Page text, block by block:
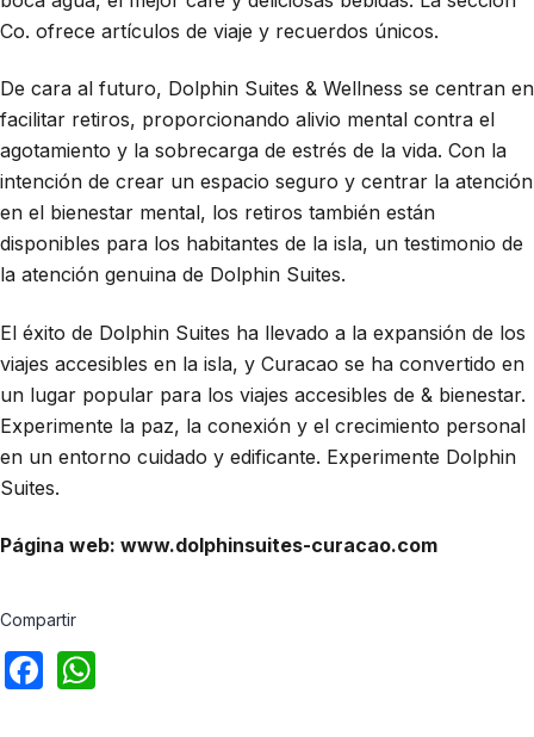
Co. ofrece artículos de viaje y recuerdos únicos.
De cara al futuro, Dolphin Suites & Wellness se centran en
facilitar retiros, proporcionando alivio mental contra el
agotamiento y la sobrecarga de estrés de la vida. Con la
intención de crear un espacio seguro y centrar la atención
en el bienestar mental, los retiros también están
disponibles para los habitantes de la isla, un testimonio de
la atención genuina de Dolphin Suites.
El éxito de Dolphin Suites ha llevado a la expansión de los
viajes accesibles en la isla, y Curacao se ha convertido en
un lugar popular para los viajes accesibles de & bienestar.
Experimente la paz, la conexión y el crecimiento personal
en un entorno cuidado y edificante. Experimente Dolphin
Suites.
Página web: www.dolphinsuites-curacao.com
Compartir